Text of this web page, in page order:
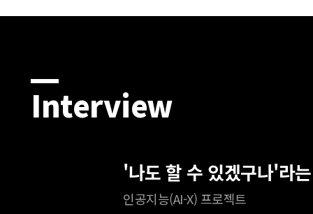
Interview
인공지능(AI-X) 프로젝트